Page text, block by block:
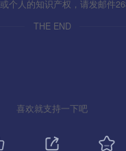
人的知识产权，请发邮件
THE END
喜欢就支持一下吧